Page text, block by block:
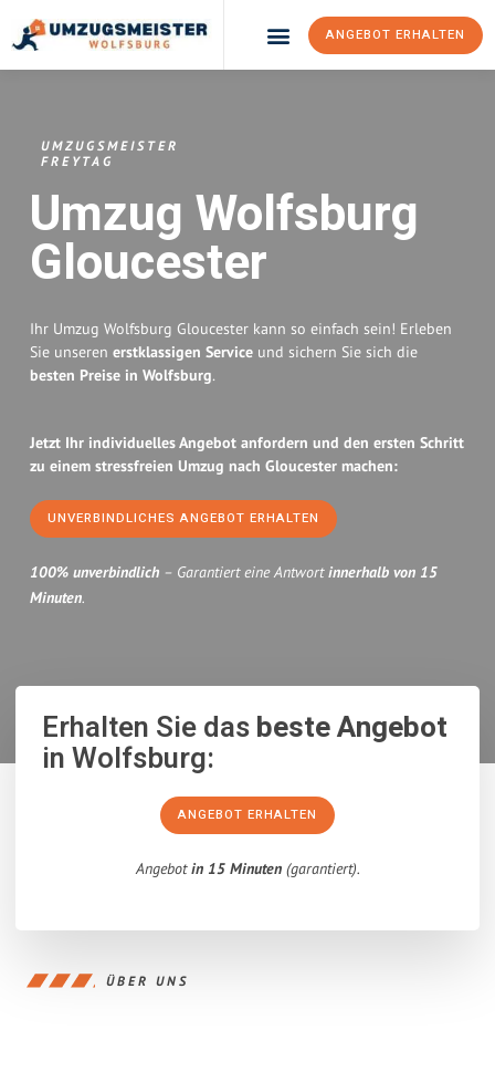
ANGEBOT ERHALTEN
UMZUGSMEISTER
FREYTAG
Umzug Wolfsburg
Gloucester
Ihr Umzug Wolfsburg Gloucester kann so einfach sein! Erleben
Sie unseren erstklassigen Service und sichern Sie sich die
besten Preise in Wolfsburg.
Jetzt Ihr individuelles Angebot anfordern und den ersten Schritt
zu einem stressfreien Umzug nach Gloucester machen:
UNVERBINDLICHES ANGEBOT ERHALTEN
100% unverbindlich – Garantiert eine Antwortinnerhalb von 15
Minuten.
Erhalten Sie dasbeste Angebot
in Wolfsburg:
ANGEBOT ERHALTEN
Angebotin 15 Minuten(garantiert).
ÜBER UNS